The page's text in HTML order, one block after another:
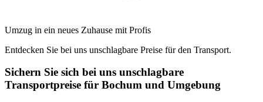
Umzug in ein neues Zuhause mit Profis
Entdecken Sie bei uns unschlagbare Preise für den Transport.
Sichern Sie sich bei uns unschlagbare
Transportpreise für Bochum und Umgebung